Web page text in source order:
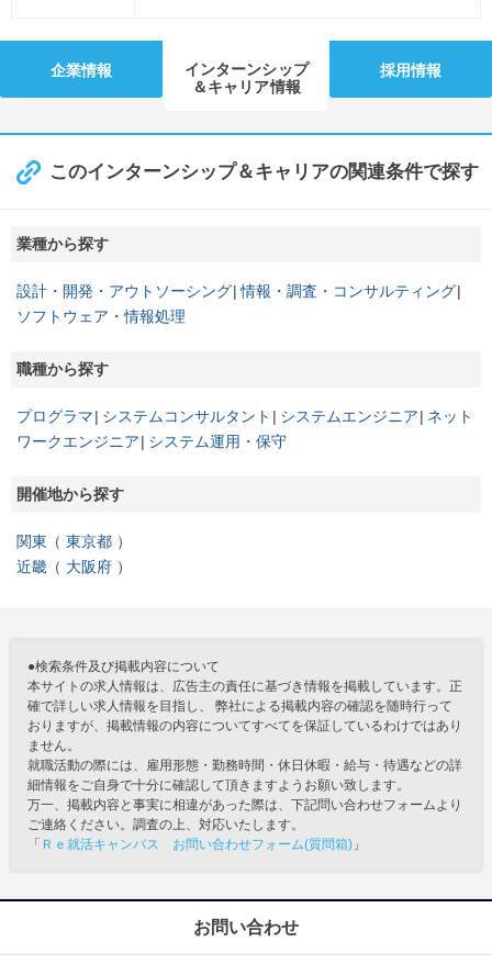
企業情報
インターンシップ
＆キャリア情報
採用情報
このインターンシップ＆キャリアの関連条件で探す
業種から探す
設計・開発・アウトソーシング 情報・調査・コンサルティング
ソフトウェア・情報処理
職種から探す
プログラマ システムコンサルタント システムエンジニア
ネット
ワークエンジニア
システム運用・保守
開催地から探す
関東
東京都
近畿
大阪府
●検索条件及び掲載内容について
本サイトの求人情報は、広告主の責任に基づき情報を掲載しています。正
確で詳しい求人情報を目指し、 弊社による掲載内容の確認を随時行って
おりますが、掲載情報の内容についてすべてを保証しているわけではあり
ません。
就職活動の際には、雇用形態・勤務時間・休日休暇・給与・待遇などの詳
細情報をご自身で十分に確認して頂きますようお願い致します。
万一、掲載内容と事実に相違があった際は、下記問い合わせフォームより
ご連絡ください。調査の上、対応いたします。
「 Ｒｅ就活キャンパス お問い合わせフォーム(質問箱) 」
お問い合わせ